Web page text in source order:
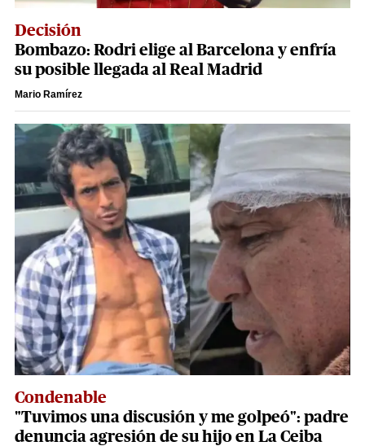
Decisión
Bombazo: Rodri elige al Barcelona y enfría
su posible llegada al Real Madrid
Mario Ramírez
Condenable
"Tuvimos una discusión y me golpeó": padre
denuncia agresión de su hijo en La Ceiba